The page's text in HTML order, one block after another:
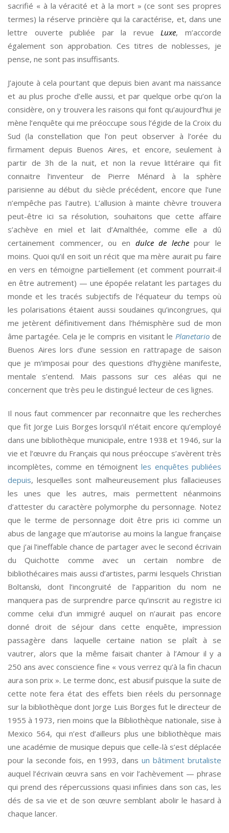
sacrifié « à la véracité et à la mort » (ce sont ses propres
termes) la réserve princière qui la caractérise, et, dans une
lettre ouverte publiée par la revueLuxe, m’accorde
également son approbation. Ces titres de noblesses, je
pense, ne sont pas insuffisants.
J’ajoute à cela pourtant que depuis bien avant ma naissance
et au plus proche d’elle aussi, et par quelque orbe qu’on la
considère, on y trouvera les raisons qui font qu’aujourd’hui je
mène l’enquête qui me préoccupe sous l’égide de la Croix du
Sud (la constellation que l’on peut observer à l’orée du
firmament depuis Buenos Aires, et encore, seulement à
partir de 3h de la nuit, et non la revue littéraire qui fit
connaitre l’inventeur de Pierre Ménard à la sphère
parisienne au début du siècle précédent, encore que l’une
n’empêche pas l’autre). L’allusion à mainte chèvre trouvera
peut-être ici sa résolution, souhaitons que cette affaire
s’achève en miel et lait d’Amalthée, comme elle a dû
certainement commencer, ou en dulce de lechepour le
moins. Quoi qu’il en soit un récit que ma mère aurait pu faire
en vers en témoigne partiellement (et comment pourrait-il
en être autrement) — une épopée relatant les partages du
monde et les tracés subjectifs de l’équateur du temps où
les polarisations étaient aussi soudaines qu’incongrues, qui
me jetèrent définitivement dans l’hémisphère sud de mon
âme partagée. Cela je le compris en visitant lePlanetario de
Buenos Aires lors d’une session en rattrapage de saison
que je m’imposai pour des questions d’hygiène manifeste,
mentale s’entend. Mais passons sur ces aléas qui ne
concernent que très peu le distingué lecteur de ces lignes.
Il nous faut commencer par reconnaitre que les recherches
que fit Jorge Luis Borges lorsqu’il n’était encore qu’employé
dans une bibliothèque municipale, entre 1938 et 1946, sur la
vie et l’œuvre du Français qui nous préoccupe s’avèrent très
incomplètes, comme en témoignentles enquêtes publiées
depuis, lesquelles sont malheureusement plus fallacieuses
les unes que les autres, mais permettent néanmoins
d’attester du caractère polymorphe du personnage. Notez
que le terme de personnage doit être pris ici comme un
abus de langage que m’autorise au moins la langue française
que j’ai l’ineffable chance de partager avec le second écrivain
du Quichotte comme avec un certain nombre de
bibliothécaires mais aussi d’artistes, parmi lesquels Christian
Boltanski, dont l’incongruité de l’apparition du nom ne
manquera pas de surprendre parce qu’inscrit au registre ici
comme celui d’un immigré auquel on n’aurait pas encore
donné droit de séjour dans cette enquête, impression
passagère dans laquelle certaine nation se plaît à se
vautrer, alors que la même faisait chanter à l’Amour il y a
250 ans avec conscience fine « vous verrez qu’à la fin chacun
aura son prix ». Le terme donc, est abusif puisque la suite de
cette note fera état des effets bien réels du personnage
sur la bibliothèque dont Jorge Luis Borges fut le directeur de
1955 à 1973, rien moins que la Bibliothèque nationale, sise à
Mexico 564, qui n’est d’ailleurs plus une bibliothèque mais
une académie de musique depuis que celle-là s’est déplacée
pour la seconde fois, en 1993, dansun bâtiment brutaliste
auquel l’écrivain œuvra sans en voir l’achèvement — phrase
qui prend des répercussions quasi infinies dans son cas, les
dés de sa vie et de son œuvre semblant abolir le hasard à
chaque lancer.